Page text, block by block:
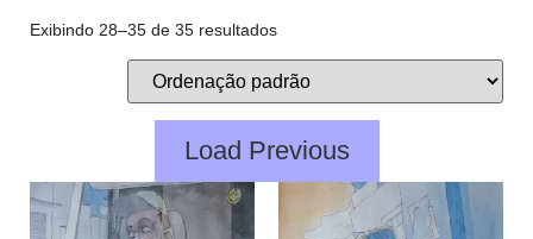
Exibindo 28–35 de 35 resultados
Load Previous